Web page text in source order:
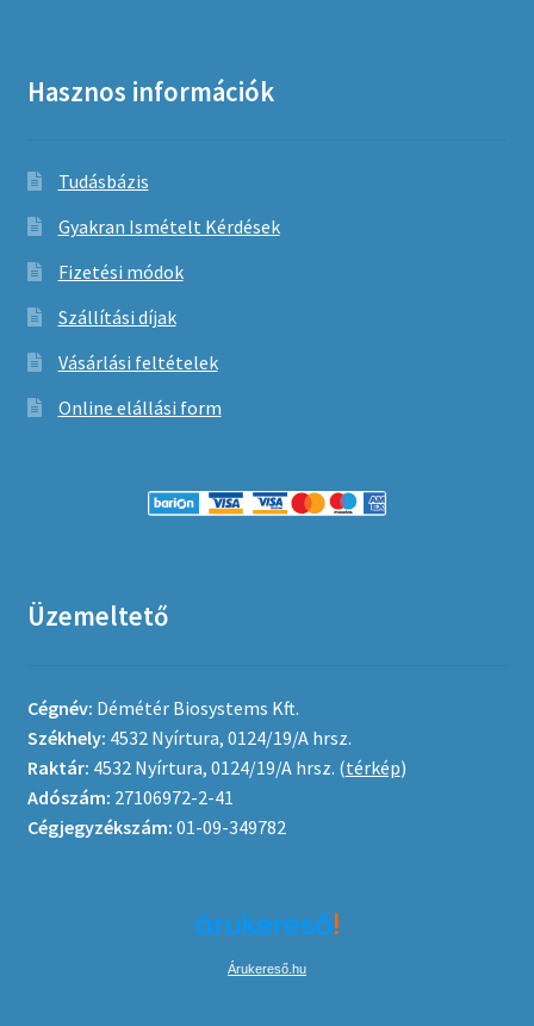
Hasznos információk
Tudásbázis
Gyakran Ismételt Kérdések
Fizetési módok
Szállítási díjak
Vásárlási feltételek
Online elállási form
Üzemeltető
Cégnév: Démétér Biosystems Kft.
Székhely: 4532 Nyírtura, 0124/19/A hrsz.
Raktár: 4532 Nyírtura, 0124/19/A hrsz. (térkép)
Adószám: 27106972-2-41
Cégjegyzékszám: 01-09-349782
Árukereső.hu